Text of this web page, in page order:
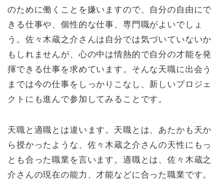
のために働くことを嫌いますので、自分の自由にで
きる仕事や、個性的な仕事、専門職がよいでしょ
う。佐々木蔵之介さんは自分では気づいていないか
もしれませんが、心の中は情熱的で自分の才能を発
揮できる仕事を求めています。そんな天職に出会う
までは今の仕事をしっかりこなし、新しいプロジェ
クトにも進んで参加してみることです。
天職と適職とは違います。天職とは、あたかも天か
ら授かったような、佐々木蔵之介さんの天性にもっ
とも合った職業を言います。適職とは、佐々木蔵之
介さんの現在の能力、才能などに合った職業です。